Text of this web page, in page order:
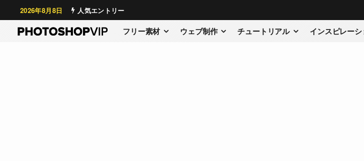
2026年8月8日 人気エントリー
フリー素材 ウェブ制作 チュートリアル インスピレー